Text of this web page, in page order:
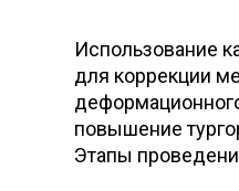
Использование
для коррекции
повышение
Этапы